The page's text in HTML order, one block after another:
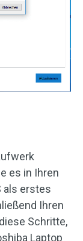
es in Ihren
als erstes
Ihren
Schritte,
Laptop